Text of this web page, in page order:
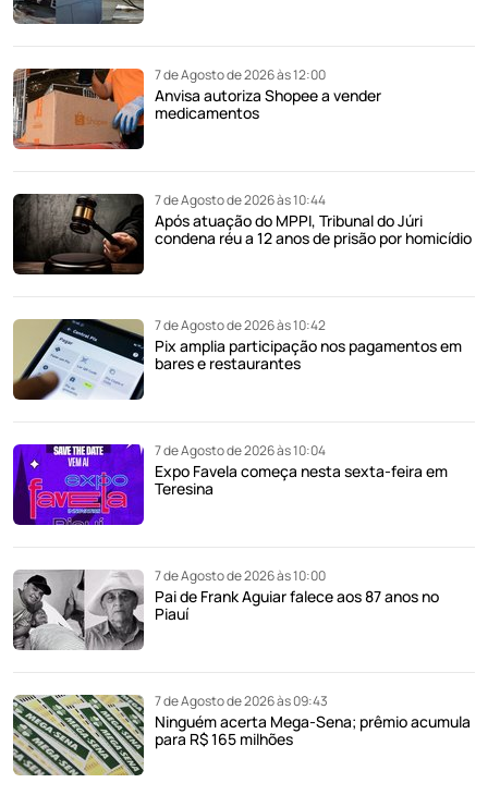
7 de Agosto de 2026 às 12:00
Anvisa autoriza Shopee a vender
medicamentos
7 de Agosto de 2026 às 10:44
Após atuação do MPPI, Tribunal do Júri
condena réu a 12 anos de prisão por homicídio
7 de Agosto de 2026 às 10:42
Pix amplia participação nos pagamentos em
bares e restaurantes
7 de Agosto de 2026 às 10:04
Expo Favela começa nesta sexta-feira em
Teresina
7 de Agosto de 2026 às 10:00
Pai de Frank Aguiar falece aos 87 anos no
Piauí
7 de Agosto de 2026 às 09:43
Ninguém acerta Mega-Sena; prêmio acumula
para R$ 165 milhões